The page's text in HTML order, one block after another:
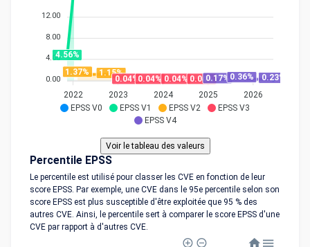
EPSS V0 EPSS V1 EPSS V2
EPSS V3
EPSS V4
12.00
8.00
4.00
0.00
4.56%
1.37% 1.15%
0.04%0.04% 0.04% 0.04%0.17% 0.36%
0.23%
2022
2023 2024 2025 2026
Percentile EPSS
Le percentile est utilisé pour classer les CVE en fonction de leur
score EPSS. Par exemple, une CVE dans le 95e percentile selon son
score EPSS est plus susceptible d'être exploitée que 95 % des
autres CVE. Ainsi, le percentile sert à comparer le score EPSS d'une
CVE par rapport à d'autres CVE.